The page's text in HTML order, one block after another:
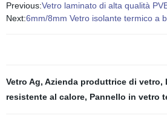
Previous:Vetro laminato di alta qualità
Next:6mm/8mm Vetro isolante termico a
Vetro Ag, Azienda produttrice di vetro,
resistente al calore, Pannello in vetro